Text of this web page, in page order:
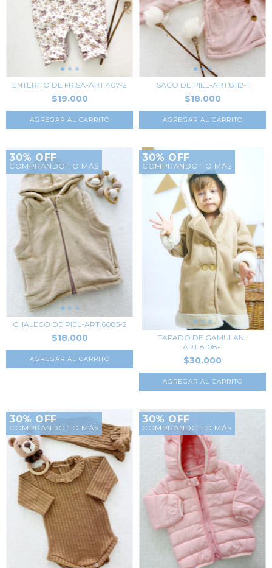
ENTERITO DE FRISA-ART.407-2
$19.000
AGREGAR AL CARRITO
SACO DE PIEL-ART.8112-1
$18.000
AGREGAR AL CARRITO
30% OFF
COMPRANDO 1 O MÁS
CHALECO DE PIEL-ART.6085-2
$18.000
AGREGAR AL CARRITO
30% OFF
COMPRANDO 1 O MÁS
TAPADO DE GAMULAN-
ART.8108-1
$30.000
AGREGAR AL CARRITO
30% OFF
COMPRANDO 1 O MÁS
30% OFF
COMPRANDO 1 O MÁS